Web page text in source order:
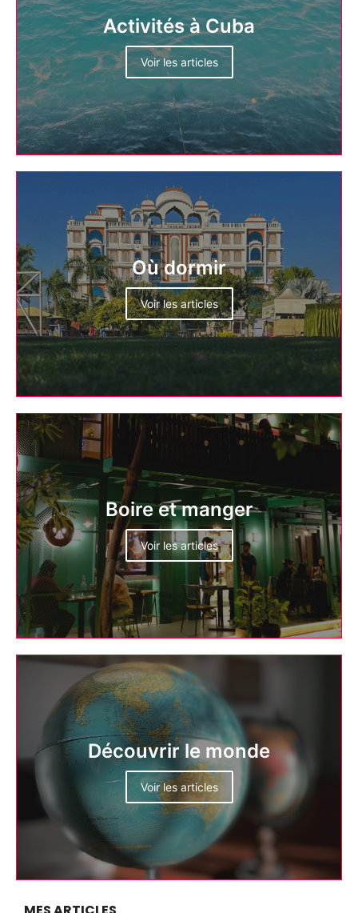
Activités à Cuba
Voir les articles
Où dormir
Voir les articles
Boire et manger
Voir les articles
Découvrir le monde
Voir les articles